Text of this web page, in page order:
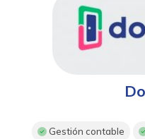
Gestión contable